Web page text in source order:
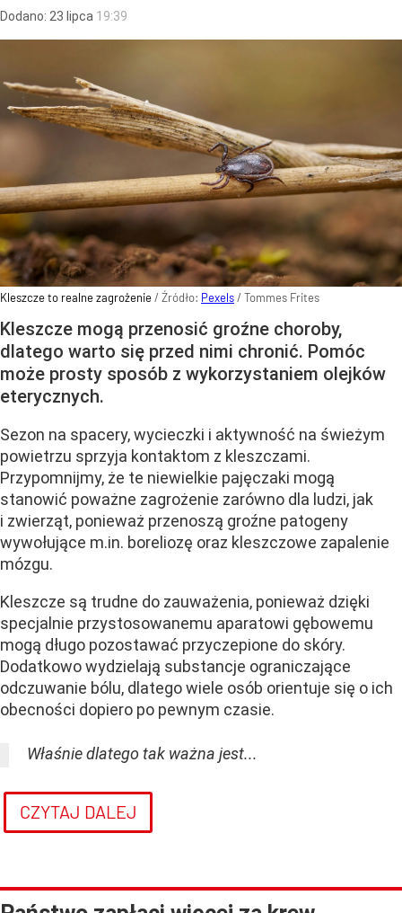
Dodano: 23 lipca 19:39
Kleszcze to realne zagrożenie/ Źródło: Pexels/ Tommes Frites
Kleszcze mogą przenosić groźne choroby,
dlatego warto się przed nimi chronić. Pomóc
może prosty sposób z wykorzystaniem olejków
eterycznych.
Sezon na spacery, wycieczki i aktywność na świeżym
powietrzu sprzyja kontaktom z kleszczami.
Przypomnijmy, że te niewielkie pajęczaki mogą
stanowić poważne zagrożenie zarówno dla ludzi, jak
i zwierząt, ponieważ przenoszą groźne patogeny
wywołujące m.in. boreliozę oraz kleszczowe zapalenie
mózgu.
Kleszcze są trudne do zauważenia, ponieważ dzięki
specjalnie przystosowanemu aparatowi gębowemu
mogą długo pozostawać przyczepione do skóry.
Dodatkowo wydzielają substancje ograniczające
odczuwanie bólu, dlatego wiele osób orientuje się o ich
obecności dopiero po pewnym czasie.
Właśnie dlatego tak ważna jest...
CZYTAJ DALEJ